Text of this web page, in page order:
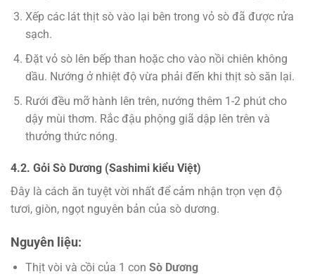
Xếp các lát thịt sò vào lại bên trong vỏ sò đã được rửa
sạch.
Đặt vỏ sò lên bếp than hoặc cho vào nồi chiên không
dầu. Nướng ở nhiệt độ vừa phải đến khi thịt sò săn lại.
Rưới đều mỡ hành lên trên, nướng thêm 1-2 phút cho
dậy mùi thơm. Rắc đậu phộng giã dập lên trên và
thưởng thức nóng.
4.2. Gỏi Sò Dương (Sashimi kiểu Việt)
Đây là cách ăn tuyệt vời nhất để cảm nhận trọn vẹn độ
tươi, giòn, ngọt nguyên bản của sò dương.
Nguyên liệu:
Thịt vòi và cồi của 1 con Sò Dương